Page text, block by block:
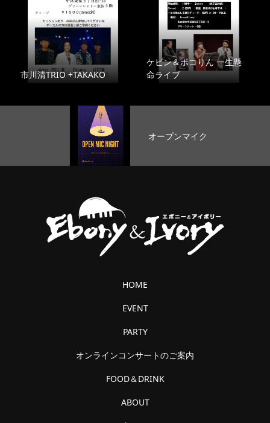
市川清TRIO +TAKAKO
ケビン＆ポコりん 一生懸
命ライブ
オープンマイク
HOME
EVENT
PARTY
オンラインコンサートのご案内
FOOD＆DRINK
ABOUT